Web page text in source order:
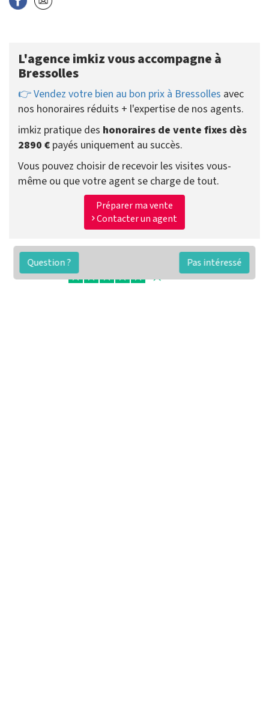
Question ? Pas intéressé
L'agence imkiz vous accompagne à
Bressolles
👉 Vendez votre bien au bon prix à Bressolles avec
nos honoraires réduits + l'expertise de nos agents.
imkiz pratique des honoraires de vente fixes dès
2890 € payés uniquement au succès.
Vous pouvez choisir de recevoir les visites vous-
même ou que votre agent se charge de tout.
Préparer ma vente
Contacter un agent